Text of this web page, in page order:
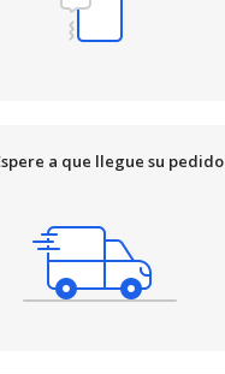
a que llegue su pedido